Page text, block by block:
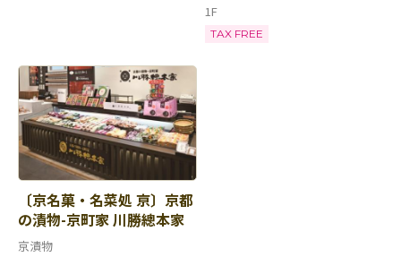
1F
TAX FREE
〔京名菓・名菜処 亰〕京都
の漬物-京町家 川勝總本家
京漬物